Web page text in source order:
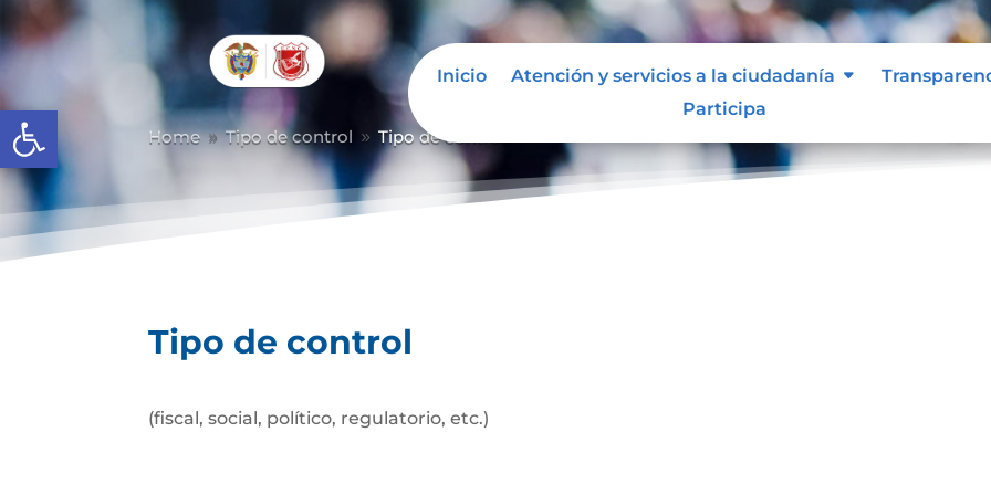
Abrir barra de herramientas
Inicio Atención y servicios a la ciudadanía
Participa
Home 9 Tipo de control 9 Tipo de control
Tipo de control
(fiscal, social, político, regulatorio, etc.)